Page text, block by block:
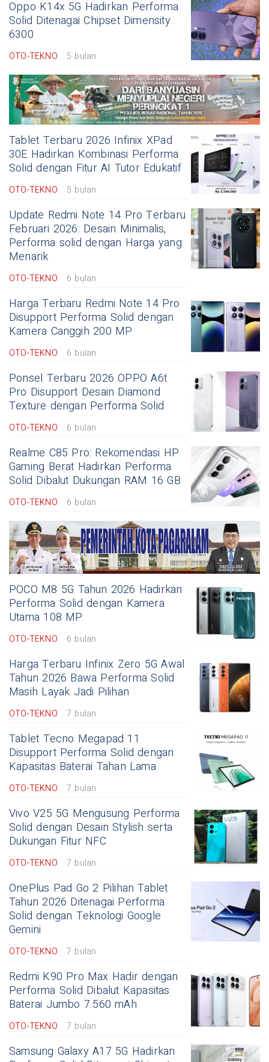
Oppo K14x 5G Hadirkan Performa
Solid Ditenagai Chipset Dimensity
6300
OTO-TEKNO 5 bulan
Tablet Terbaru 2026 Infinix XPad
30E Hadirkan Kombinasi Performa
Solid dengan Fitur AI Tutor Edukatif
OTO-TEKNO 5 bulan
Update Redmi Note 14 Pro Terbaru
Februari 2026: Desain Minimalis,
Performa solid dengan Harga yang
Menarik
OTO-TEKNO 6 bulan
Harga Terbaru Redmi Note 14 Pro
Disupport Performa Solid dengan
Kamera Canggih 200 MP
OTO-TEKNO 6 bulan
Ponsel Terbaru 2026 OPPO A6t
Pro Disupport Desain Diamond
Texture dengan Performa Solid
OTO-TEKNO 6 bulan
Realme C85 Pro: Rekomendasi HP
Gaming Berat Hadirkan Performa
Solid Dibalut Dukungan RAM 16 GB
OTO-TEKNO 6 bulan
POCO M8 5G Tahun 2026 Hadirkan
Performa Solid dengan Kamera
Utama 108 MP
OTO-TEKNO 6 bulan
Harga Terbaru Infinix Zero 5G Awal
Tahun 2026 Bawa Performa Solid
Masih Layak Jadi Pilihan
OTO-TEKNO 7 bulan
Tablet Tecno Megapad 11
Disupport Performa Solid dengan
Kapasitas Baterai Tahan Lama
OTO-TEKNO 7 bulan
Vivo V25 5G Mengusung Performa
Solid dengan Desain Stylish serta
Dukungan Fitur NFC
OTO-TEKNO 7 bulan
OnePlus Pad Go 2 Pilihan Tablet
Tahun 2026 Ditenagai Performa
Solid dengan Teknologi Google
Gemini
OTO-TEKNO 7 bulan
Redmi K90 Pro Max Hadir dengan
Performa Solid Dibalut Kapasitas
Baterai Jumbo 7.560 mAh
OTO-TEKNO 7 bulan
Samsung Galaxy A17 5G Hadirkan